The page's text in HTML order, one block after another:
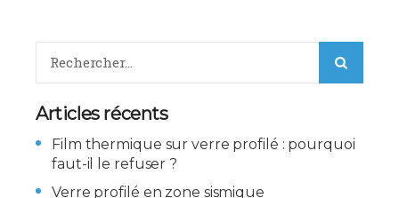
Articles récents
Film thermique sur verre profilé : pourquoi
faut-il le refuser ?
Verre profilé en zone sismique